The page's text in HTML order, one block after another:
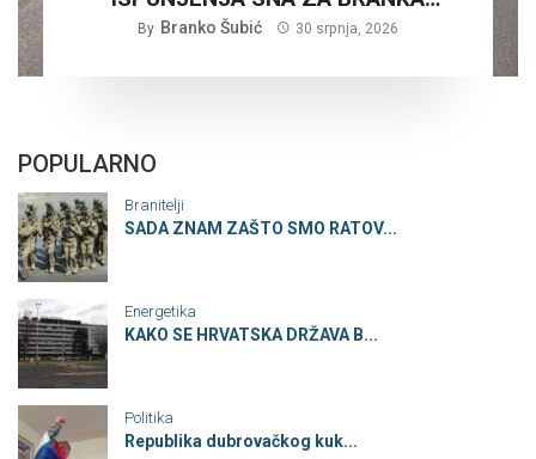
ŠUBIĆA…
By Branko Šubić 30 srpnja, 2026
POPULARNO
Branitelji
SADA ZNAM ZAŠTO SMO RATOV...
Energetika
KAKO SE HRVATSKA DRŽAVA B...
Politika
Republika dubrovačkog kuk...